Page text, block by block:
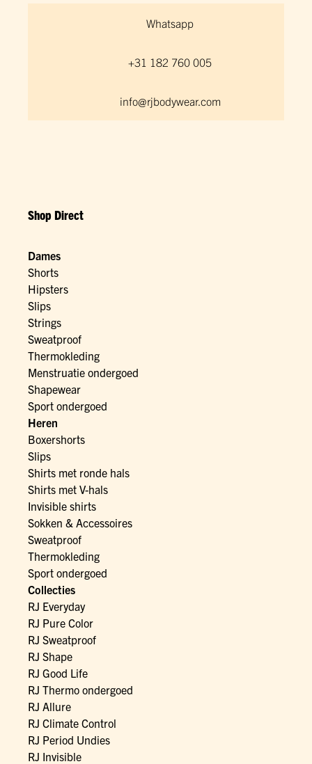
Whatsapp
+31 182 760 005
info@rjbodywear.com
Shop Direct
Dames
Shorts
Hipsters
Slips
Strings
Sweatproof
Thermokleding
Menstruatie ondergoed
Shapewear
Sport ondergoed
Heren
Boxershorts
Slips
Shirts met ronde hals
Shirts met V-hals
Invisible shirts
Sokken & Accessoires
Sweatproof
Thermokleding
Sport ondergoed
Collecties
RJ Everyday
RJ Pure Color
RJ Sweatproof
RJ Shape
RJ Good Life
RJ Thermo ondergoed
RJ Allure
RJ Climate Control
RJ Period Undies
RJ Invisible